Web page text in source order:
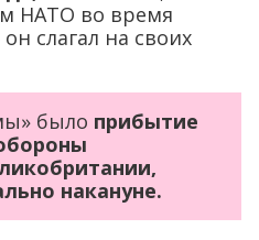
НАТО во время
слагал на своих
было прибытие
накануне.